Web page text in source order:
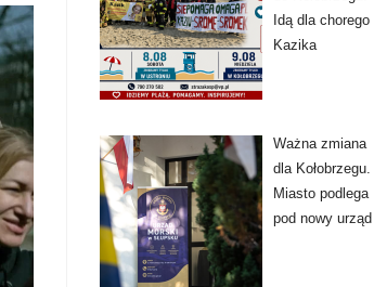
Idą dla chorego
Kazika
Ważna zmiana
dla Kołobrzegu.
Miasto podlega
pod nowy urząd